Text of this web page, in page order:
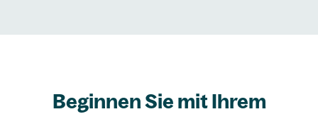
Beginnen Sie mit Ihrem